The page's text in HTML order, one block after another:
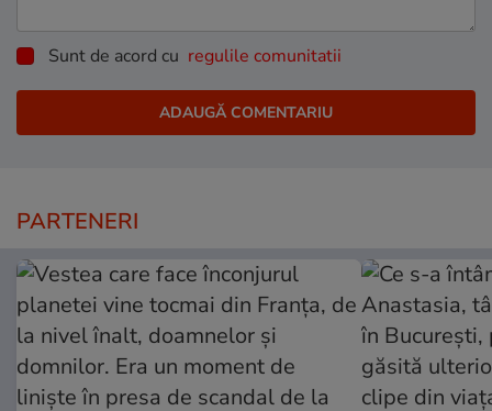
Sunt de acord cu regulile comunitatii
PARTENERI